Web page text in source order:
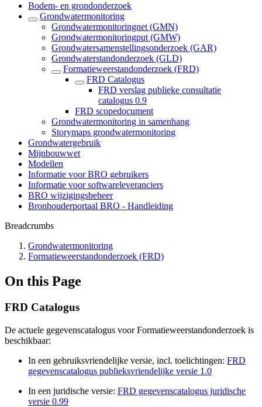
Bodem- en grondonderzoek
Grondwatermonitoring
Grondwatermonitoringnet (GMN)
Grondwatermonitoringput (GMW)
Grondwatersamenstellingsonderzoek (GAR)
Grondwaterstandonderzoek (GLD)
Formatieweerstandonderzoek (FRD)
FRD Catalogus
FRD verslag publieke consultatie
catalogus 0.9
FRD scopedocument
Grondwatermonitoring in samenhang
Storymaps grondwatermonitoring
Grondwatergebruik
Mijnbouwwet
Modellen
Informatie voor BRO gebruikers
Informatie voor softwareleveranciers
BRO wijzigingsbeheer
Bronhouderportaal BRO - Handleiding
Breadcrumbs
Grondwatermonitoring
Formatieweerstandonderzoek (FRD)
On this Page
FRD Catalogus
De actuele gegevenscatalogus voor Formatieweerstandonderzoek is
beschikbaar:
In een gebruiksvriendelijke versie, incl. toelichtingen: FRD
gegevenscatalogus publieksvriendelijke versie 1.0
In een juridische versie: FRD gegevenscatalogus juridische
versie 0.99